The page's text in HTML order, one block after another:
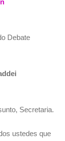
Debate
Secretaria.
ustedes que